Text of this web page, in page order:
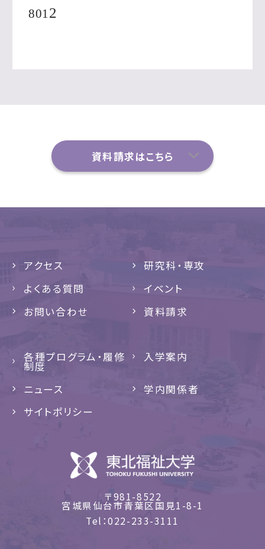
8012
資料請求はこちら
アクセス
研究科・専攻
よくある質問
イベント
お問い合わせ
資料請求
各種プログラム・履修
制度
入学案内
ニュース
学内関係者
サイトポリシー
〒981-8522
宮城県仙台市青葉区国見1-8-1
Tel 022-233-3111